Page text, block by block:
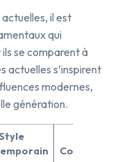
il est
qui
se comparent à
actuelles s’inspirent
modernes,
génération.